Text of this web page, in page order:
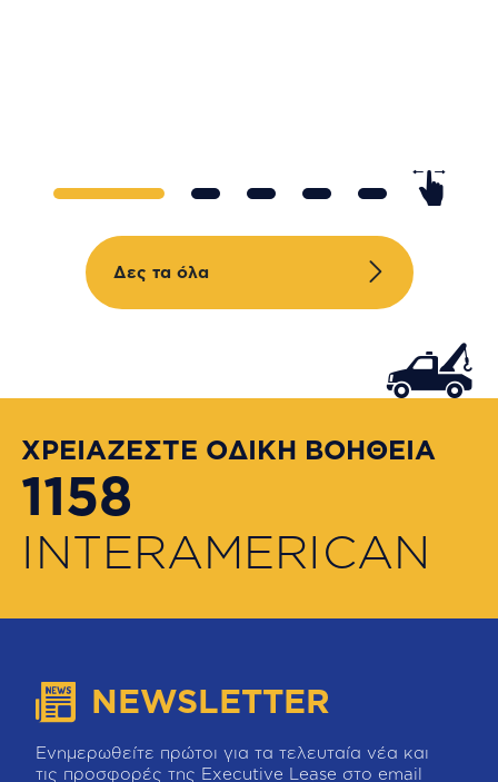
Δες τα όλα
ΧΡΕΙΑΖΕΣΤΕ ΟΔΙΚΗ ΒΟΗΘΕΙΑ
1158
INTERAMERICAN
NEWSLETTER
Ενημερωθείτε πρώτοι για τα τελευταία νέα και
τις προσφορές της Executive Lease στο email